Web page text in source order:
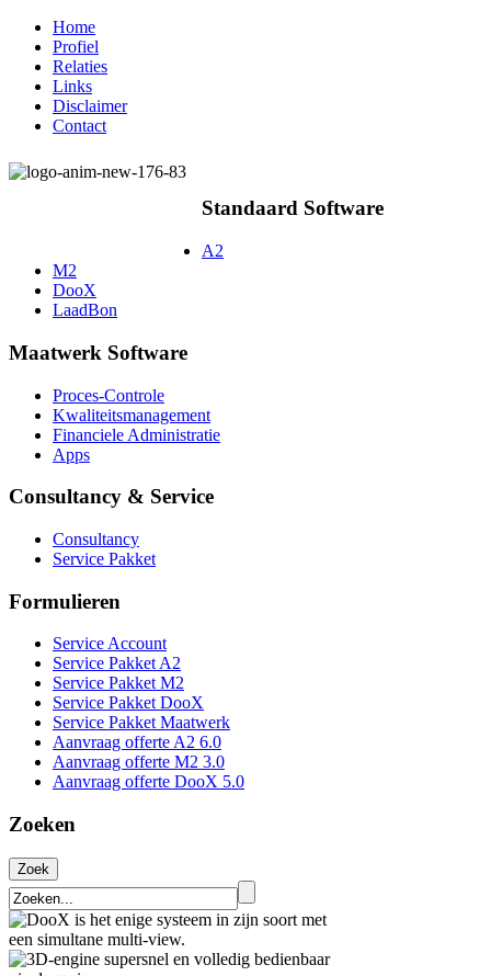
Home
Profiel
Relaties
Links
Disclaimer
Contact
Standaard Software
A2
M2
DooX
LaadBon
Maatwerk Software
Proces-Controle
Kwaliteitsmanagement
Financiele Administratie
Apps
Consultancy & Service
Consultancy
Service Pakket
Formulieren
Service Account
Service Pakket A2
Service Pakket M2
Service Pakket DooX
Service Pakket Maatwerk
Aanvraag offerte A2 6.0
Aanvraag offerte M2 3.0
Aanvraag offerte DooX 5.0
Zoeken